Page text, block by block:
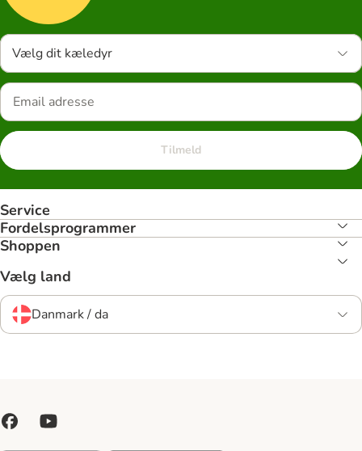
Vælg dit kæledyr
Tilmeld
Service
Fordelsprogrammer
Shoppen
Vælg land
Danmark / da